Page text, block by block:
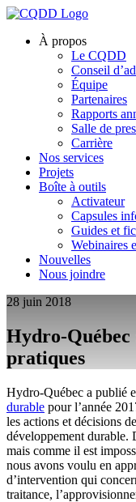
À propos
Le CQDD
Conseil
Équipe
Partenaires
Rapports
Salle de
Carrière
Nos services
Projets
Boîte à outils
Activateur
Capsules
Guides et
Webinaires
Nouvelles
Nous joindre
28 juin 2018
Hydro-Québec
pratiques
Hydro-Québec a publié
durable pour l’année
les actions et décisions
développement durable.
mais comme il est
nous avons voulu en
d’intervention qui
traitance,